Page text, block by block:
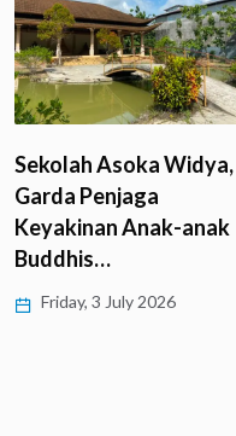
Sekolah Asoka Widya,
Garda Penjaga
Keyakinan Anak-anak
Buddhis…
Friday, 3 July 2026